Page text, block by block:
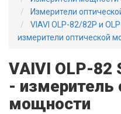
Измерители
VIAVI OLP-82/82P и
измерители оптической
VAIVI OLP-82
- измеритель
мощности